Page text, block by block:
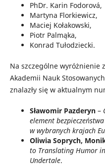
PhDr. Karin Fodorová,
Martyna Florkiewicz,
Maciej Kołakowski,
Piotr Palmąka,
Konrad Tułodziecki.
Na szczególne wyróżnienie
Akademii Nauk
znalazły się w aktualnym
Sławomir Pazderyn–
element
w wybranych krajach
Oliwia Soprych,
to Translating Humor in
Undertale.